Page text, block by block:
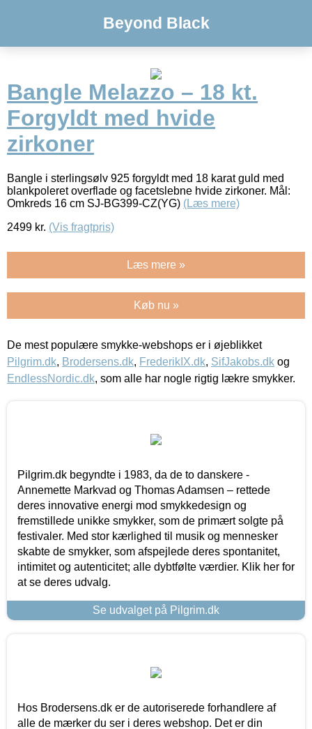
Beyond Black
Bangle Melazzo – 18 kt.
Forgyldt med hvide
zirkoner
Bangle i sterlingsølv 925 forgyldt med 18 karat guld med
blankpoleret overflade og facetslebne hvide zirkoner. Mål:
Omkreds 16 cm SJ-BG399-CZ(YG) (Læs mere)
2499 kr. (Vis fragtpris)
Læs mere »
Køb nu »
De mest populære smykke-webshops er i øjeblikket
Pilgrim.dk, Brodersens.dk, FrederikIX.dk, SifJakobs.dk og
EndlessNordic.dk, som alle har nogle rigtig lækre smykker.
Pilgrim.dk begyndte i 1983, da de to danskere -
Annemette Markvad og Thomas Adamsen – rettede
deres innovative energi mod smykkedesign og
fremstillede unikke smykker, som de primært solgte på
festivaler. Med stor kærlighed til musik og mennesker
skabte de smykker, som afspejlede deres spontanitet,
intimitet og autenticitet; alle dybtfølte værdier. Klik her for
at se deres udvalg.
Se udvalget på Pilgrim.dk
Hos Brodersens.dk er de autoriserede forhandlere af
alle de mærker du ser i deres webshop. Det er din